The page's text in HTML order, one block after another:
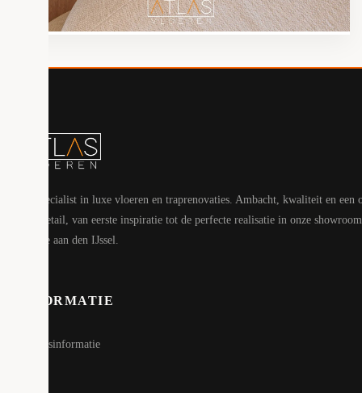
Uw specialist in luxe vloeren en traprenovaties. Ambacht, kwaliteit en een
voor detail, van eerste inspiratie tot de perfecte realisatie in onze
Capelle aan den IJssel.
INFORMATIE
Bedrijfsinformatie